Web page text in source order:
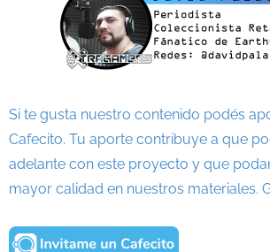
Si te gusta nuestro contenido podés
Cafecito. Tu aporte contribuye a que
adelante con este proyecto y que
mayor calidad en nuestros materiales.